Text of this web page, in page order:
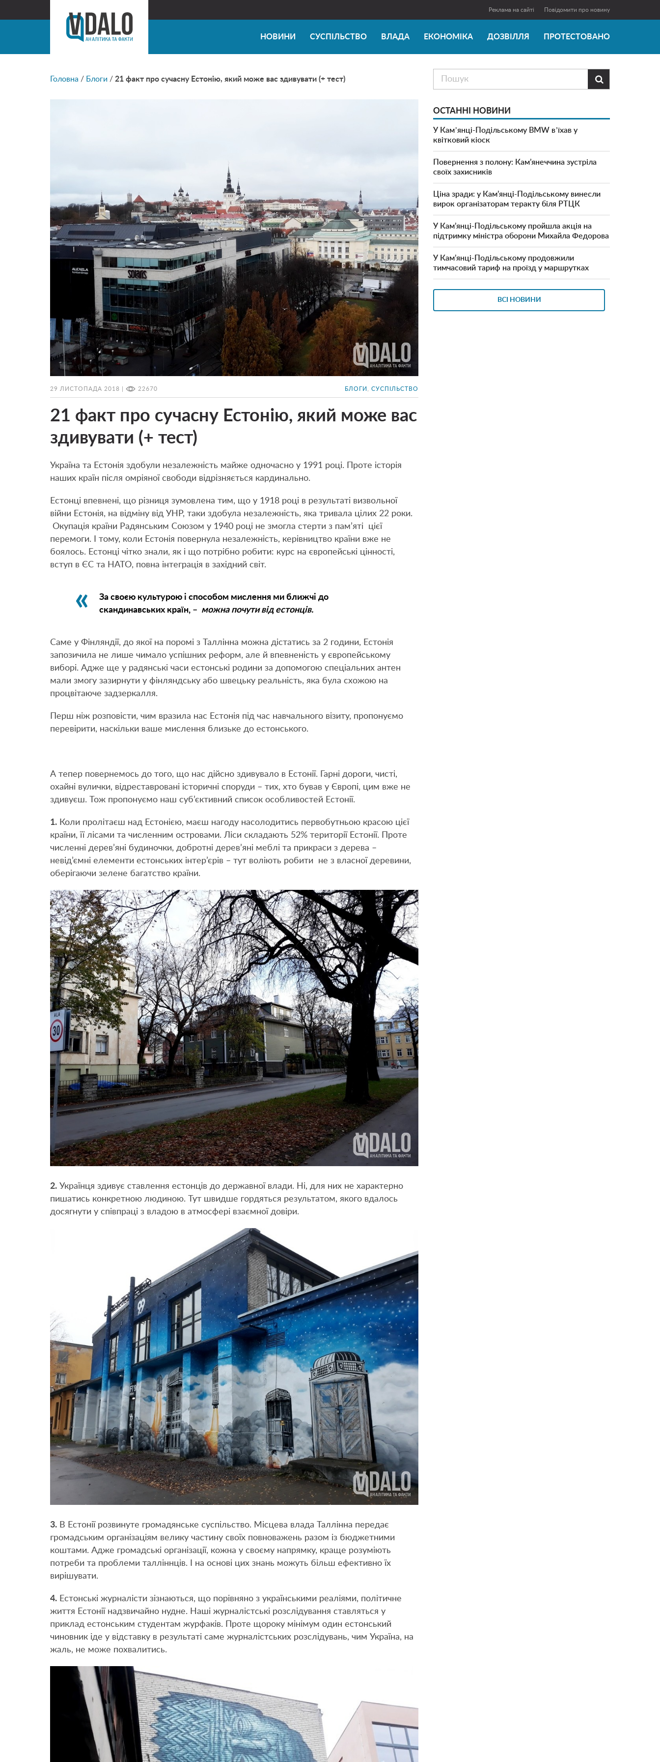
Реклама на сайті Повідомити про новину
НОВИНИ СУСПІЛЬСТВО ВЛАДА ЕКОНОМІКА ДОЗВІЛЛЯ ПРОТЕСТОВАНО
Головна / Блоги / 21 факт про сучасну Естонію, який може вас здивувати (+ тест)
29 ЛИСТОПАДА 2018 | 22670 БЛОГИ СУСПІЛЬСТВО
21 факт про сучасну Естонію, який може вас
здивувати (+ тест)
Україна та Естонія здобули незалежність майже одночасно у 1991 році. Проте історія
наших країн після омріяної свободи відрізняється кардинально.
Естонці впевнені, що різниця зумовлена тим, що у 1918 році в результаті визвольної
війни Естонія, на відміну від УНР, таки здобула незалежність, яка тривала цілих 22 роки.
Окупація країни Радянським Союзом у 1940 році не змогла стерти з пам’яті цієї
перемоги. І тому, коли Естонія повернула незалежність, керівництво країни вже не
боялось. Естонці чітко знали, як і що потрібно робити: курс на європейські цінності,
вступ в ЄС та НАТО, повна інтеграція в західний світ.
За своєю культурою і способом мислення ми ближчі до
скандинавських країн, – можна почути від естонців.
Саме у Фінляндії, до якої на поромі з Таллінна можна дістатись за 2 години, Естонія
запозичила не лише чимало успішних реформ, але й впевненість у європейському
виборі. Адже ще у радянські часи естонські родини за допомогою спеціальних антен
мали змогу зазирнути у фінляндську або швецьку реальність, яка була схожою на
процвітаюче задзеркалля.
Перш ніж розповісти, чим вразила нас Естонія під час навчального візиту, пропонуємо
перевірити, наскільки ваше мислення близьке до естонського.
А тепер повернемось до того, що нас дійсно здивувало в Естонії. Гарні дороги, чисті,
охайні вулички, відреставровані історичні споруди – тих, хто бував у Європі, цим вже не
здивуєш. Тож пропонуємо наш суб’єктивний список особливостей Естонії.
1. Коли пролітаєш над Естонією, маєш нагоду насолодитись первобутньою красою цієї
країни, її лісами та численним островами. Ліси складають 52% території Естонії. Проте
численні дерев’яні будиночки, добротні дерев’яні меблі та прикраси з дерева –
невід’ємні елементи естонських інтер’єрів – тут воліють робити не з власної деревини,
оберігаючи зелене багатство країни.
2. Українця здивує ставлення естонців до державної влади. Ні, для них не характерно
пишатись конкретною людиною. Тут швидше гордяться результатом, якого вдалось
досягнути у співпраці з владою в атмосфері взаємної довіри.
3. В Естонії розвинуте громадянське суспільство. Місцева влада Таллінна передає
громадським організаціям велику частину своїх повноважень разом із бюджетними
коштами. Адже громадські організації, кожна у своєму напрямку, краще розуміють
потреби та проблеми талліннців. І на основі цих знань можуть більш ефективно їх
вирішувати.
4. Естонські журналісти зізнаються, що порівняно з українськими реаліями, політичне
життя Естонії надзвичайно нудне. Наші журналістські розслідування ставляться у
приклад естонським студентам журфаків. Проте щороку мінімум один естонський
чиновник іде у відставку в результаті саме журналістських розслідувань, чим Україна, на
жаль, не може похвалитись.

ОСТАННІ НОВИНИ
У Камʼянці-Подільському BMW вʼїхав у
квітковий кіоск
Повернення з полону: Кам’янеччина зустріла
своїх захисників
Ціна зради: у Кам’янці-Подільському винесли
вирок організаторам теракту біля РТЦК
У Кам’янці-Подільському пройшла акція на
підтримку міністра оборони Михайла Федорова
У Кам’янці-Подільському продовжили
тимчасовий тариф на проїзд у маршрутках
ВСІ НОВИНИ